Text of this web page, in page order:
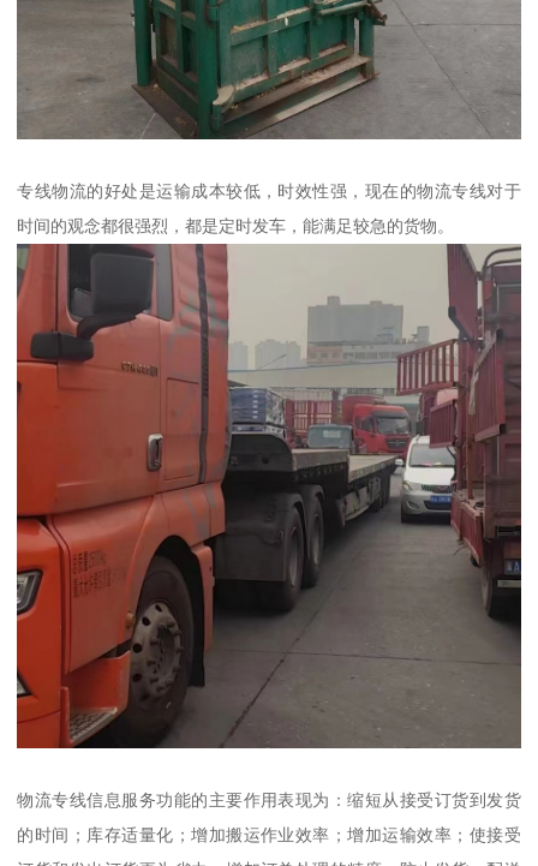
专线物流的好处是运输成本较低，时效性强，现在的物流专线对于
时间的观念都很强烈，都是定时发车，能满足较急的货物。
物流专线信息服务功能的主要作用表现为：缩短从接受订货到发货
的时间；库存适量化；增加搬运作业效率；增加运输效率；使接受